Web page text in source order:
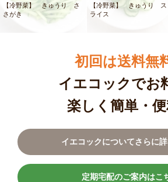
【冷野菜】 きゅうり さ
さがき
【冷野菜】 きゅうり ス
ライス
初回は送料無
イエコックでお
楽しく簡単・
イエコックについてさらに
定期宅配のご案内はこ